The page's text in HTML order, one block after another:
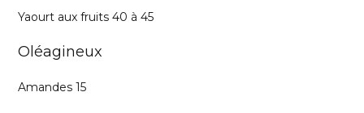
Yaourt aux fruits 40 à 45
Oléagineux
Amandes 15